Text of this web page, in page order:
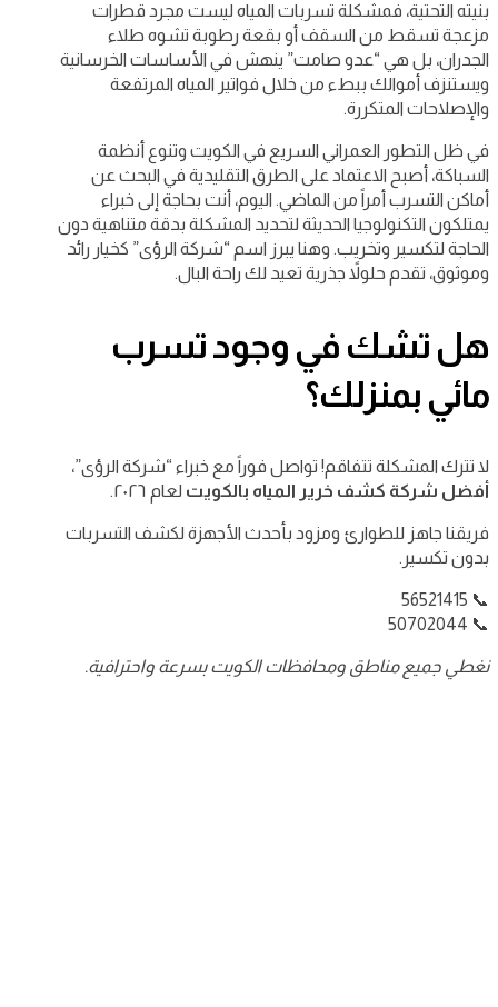
بنيته التحتية، فمشكلة تسربات المياه ليست مجرد قطرات
مزعجة تسقط من السقف أو بقعة رطوبة تشوه طلاء
الجدران، بل هي “عدو صامت” ينهش في الأساسات الخرسانية
ويستنزف أموالك ببطء من خلال فواتير المياه المرتفعة
والإصلاحات المتكررة.
في ظل التطور العمراني السريع في الكويت وتنوع أنظمة
السباكة، أصبح الاعتماد على الطرق التقليدية في البحث عن
أماكن التسرب أمراً من الماضي. اليوم، أنت بحاجة إلى خبراء
يمتلكون التكنولوجيا الحديثة لتحديد المشكلة بدقة متناهية دون
الحاجة لتكسير وتخريب. وهنا يبرز اسم “شركة الرؤى” كخيار رائد
وموثوق، تقدم حلولاً جذرية تعيد لك راحة البال.
هل تشك في وجود تسرب
مائي بمنزلك؟
لا تترك المشكلة تتفاقم! تواصل فوراً مع خبراء “شركة الرؤى”،
أفضل شركة كشف خرير المياه بالكويت لعام ٢٠٢٦.
فريقنا جاهز للطوارئ ومزود بأحدث الأجهزة لكشف التسربات
بدون تكسير.
📞 56521415
📞 50702044
نغطي جميع مناطق ومحافظات الكويت بسرعة واحترافية.